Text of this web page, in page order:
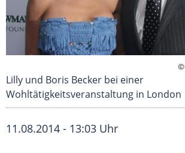
©
Lilly und Boris Becker bei einer
Wohltätigkeitsveranstaltung in London
11.08.2014 - 13:03 Uhr